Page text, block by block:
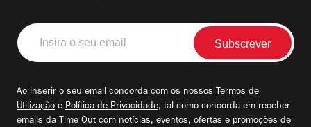
Insira
o
seu
Ao inserir o seu email concorda com os nossos Termos de
Utilização e Política de Privacidade, tal como concorda em receber
emails da Time Out com notícias, eventos, ofertas e promoções de